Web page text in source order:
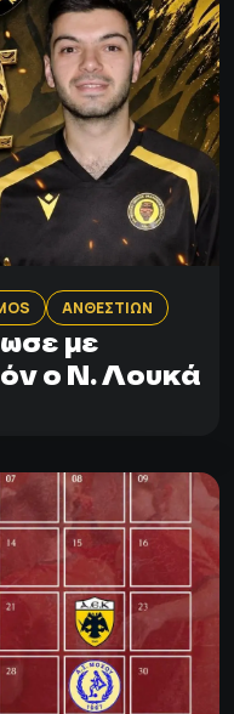
ΑΝΘΕΣΤΙΩΝ
με
ο Ν. Λουκά